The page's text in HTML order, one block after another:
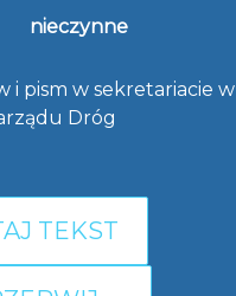
nieczynne
i pism w sekretariacie w
Dróg
TEKST